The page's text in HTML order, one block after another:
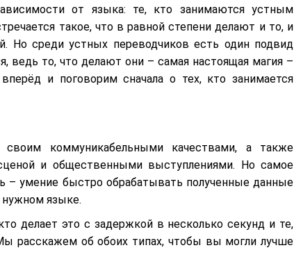
от языка: те, кто занимаются устным
такое, что в равной степени делают и то, и
Но среди устных переводчиков есть один подвид
ведь то, что делают они – самая настоящая магия –
и поговорим сначала о тех, кто занимается
своим коммуникабельными качествами, а также
и общественными выступлениями. Но самое
– умение быстро обрабатывать полученные данные
нужном языке.
делает это с задержкой в несколько секунд и те,
расскажем об обоих типах, чтобы вы могли лучше